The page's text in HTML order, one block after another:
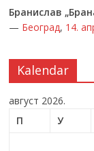
Бранислав
— Београд, 14.
Kalendar
август 2026.
П
У